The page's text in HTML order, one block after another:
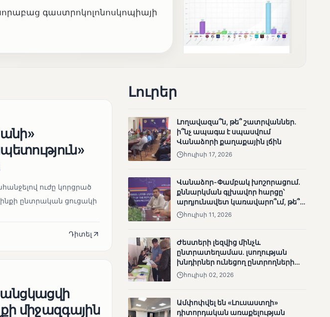
գաստրոկոլոնոսկոպիայի
ՄՈՒՆԵՏԻԿ
Վրաստանի
վարչապետը
Փաշինյանին՝
ընտրություններում
հաջողության
ուժը կորցրած
ընտրական ցուցակի
Դիտել
միջազգային
Լուրեր
Լողավազա՞ն, թե՞ շատրվաններ.
ի՞նչ ապագա է սպասվում
Վանաձորի քաղաքային լճին
հուլիսի 17, 2026
Վանաձոր-Փամբակ խոշորացում.
քննարկման գլխավոր հարցը՝
արդյունավետ կառավարո՞ւմ, թե՞
քաղաքական նպատակ
հուլիսի 11, 2026
Ժեստերի լեզվից մինչև
ընտրատեղամաս. լսողության
խնդիրներ ունեցող ընտրողների
ճանապարհը
հուլիսի 02, 2026
Ամփոփվել են «Լուսաստղի»
դիտորդական առաքելության